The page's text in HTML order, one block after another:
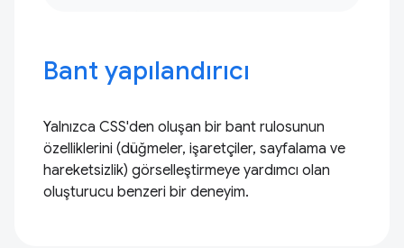
Bant yapılandırıcı
Yalnızca CSS'den oluşan bir bant rulosunun
özelliklerini (düğmeler, işaretçiler, sayfalama ve
hareketsizlik) görselleştirmeye yardımcı olan
oluşturucu benzeri bir deneyim.